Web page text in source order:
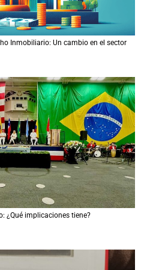
Inmobiliario: Un cambio en el sector
¿Qué implicaciones tiene?